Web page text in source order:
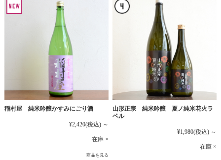
稲村屋 純米吟醸かすみにごり酒
¥2,420(税込) ～
在庫 ×
商品を見る
山形正宗 純米吟醸 夏ノ純米花火ラ
ベル
¥1,980(税込) ～
在庫 ×